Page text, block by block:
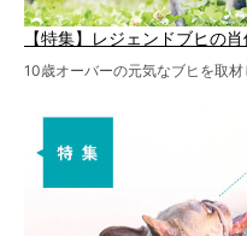
【特集】レジェンドブヒの
10歳オーバーの元気なブヒを取材